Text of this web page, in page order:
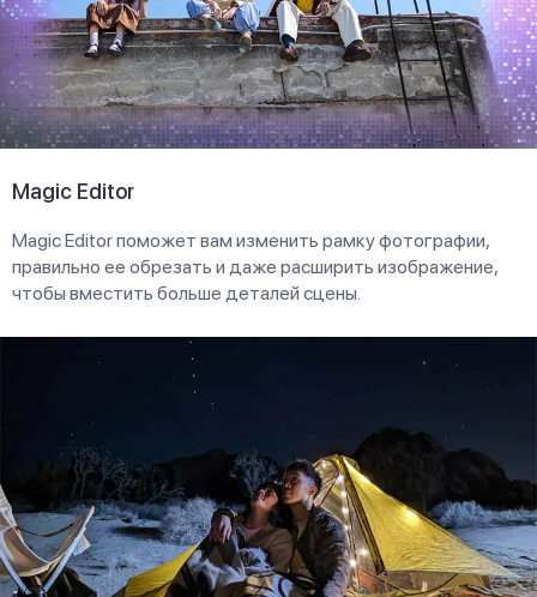
Magic Editor
Magic Editor поможет вам изменить рамку фотографии,
правильно ее обрезать и даже расширить изображение,
чтобы вместить больше деталей сцены.